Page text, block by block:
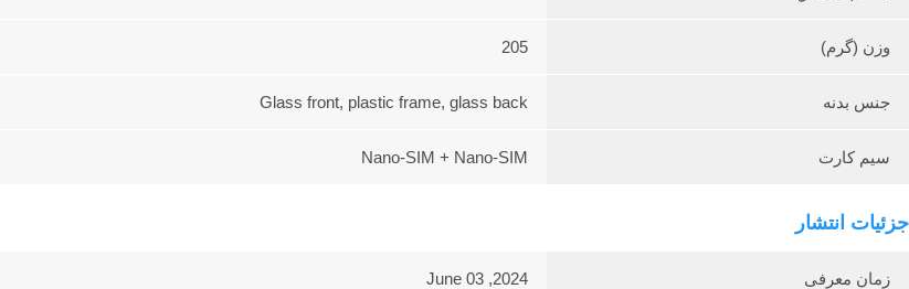
وزن (گرم) 205
جنس بدنه Glass front, plastic frame, glass back
سیم کارت Nano-SIM + Nano-SIM
جزئیات انتشار
زمان معرفی 2024, June 03